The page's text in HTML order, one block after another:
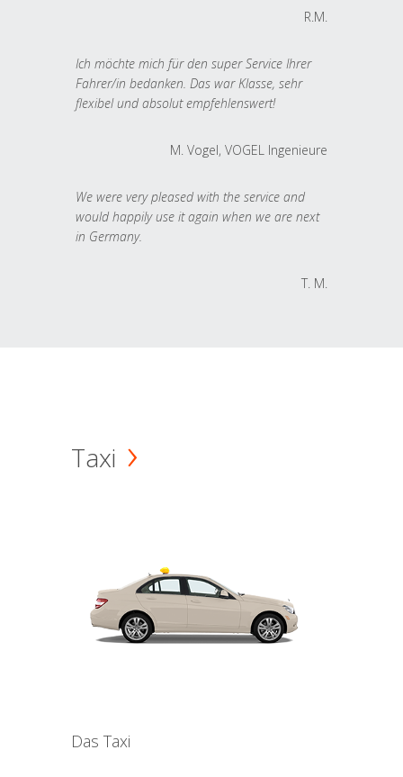
R.M.
Ich möchte mich für den super Service Ihrer
Fahrer/in bedanken. Das war Klasse, sehr
flexibel und absolut empfehlenswert!
M. Vogel, VOGEL Ingenieure
We were very pleased with the service and
would happily use it again when we are next
in Germany.
T. M.
Taxi
Das Taxi